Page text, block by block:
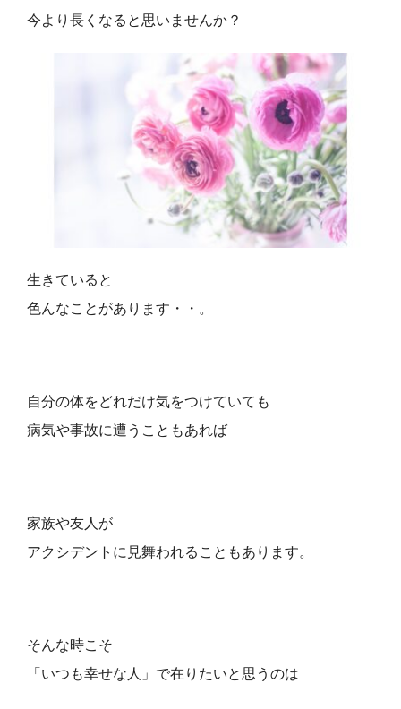
今より長くなると思いませんか？
生きていると
色んなことがあります・・。
自分の体をどれだけ気をつけていても
病気や事故に遭うこともあれば
家族や友人が
アクシデントに見舞われることもあります。
そんな時こそ
「いつも幸せな人」で在りたいと思うのは